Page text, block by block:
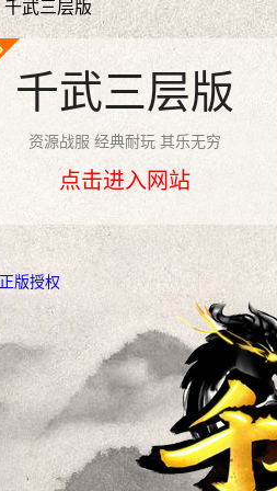
千武三层版
千武三层版
资源战服 经典耐玩 其乐无穷
点击进入网站
正版授权